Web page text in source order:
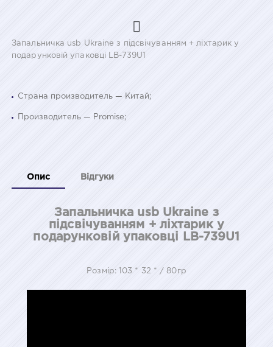
Запальничка usb Ukraine з підсвічуванням + ліхтарик у
подарунковій упаковці LB-739U1
Страна производитель — Китай;
Производитель — Promise;
Опис Відгуки
Запальничка usb Ukraine з
підсвічуванням + ліхтарик у
подарунковій упаковці LB-739U1
Розмір: 103 * 32 * / 80гр